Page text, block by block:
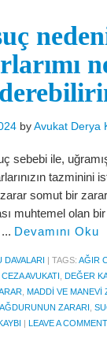
byAvukat Derya
sebebi ile,
tazminini
somut bir
muhtemel olan
Devamını Oku
DAVALARI | TAGS: AĞIR
CEZA AVUKATI DEĞER
MADDI VE MANEVI
ZARARI
| LEAVE A COMMENT